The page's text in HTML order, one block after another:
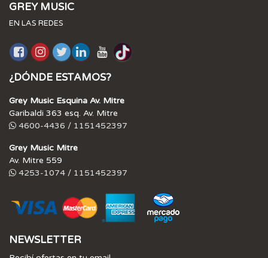
GREY MUSIC
EN LAS REDES
¿DÓNDE ESTAMOS?
Grey Music Esquina Av. Mitre
Garibaldi 363 esq. Av. Mitre
4600-4436 / 1151452397
Grey Music Mitre
Av. Mitre 559
4253-1074 / 1151452397
NEWSLETTER